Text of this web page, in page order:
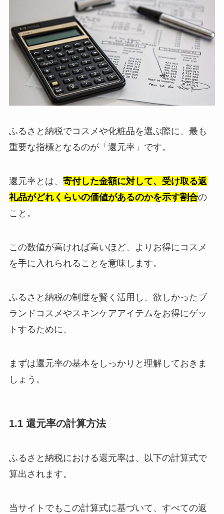
ふるさと納税でコスメや化粧品を選ぶ際に、最も
重要な指標となるのが「還元率」です。
還元率とは、 寄付した金額に対して、受け取る返
礼品がどれくらいの価値があるのかを示す割合の
こと。
この数値が高ければ高いほど、よりお得にコスメ
を手に入れられることを意味します。
ふるさと納税の制度を賢く活用し、欲しかったブ
ランドコスメやスキンケアアイテムをお得にゲッ
トするために、
まずは還元率の基本をしっかりと理解しておきま
しょう。
1.1 還元率の計算方法
ふるさと納税における還元率は、以下の計算式で
算出されます。
当サイトでもこの計算式に基づいて、すべての返